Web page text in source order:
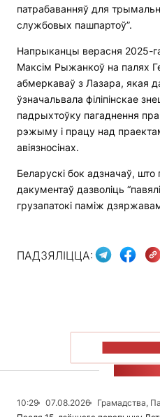
патрабаванняў для
службовых пашпартоў”.
Напрыканцы верасня 2025-
Максім Рыжанкоў на палях
абмеркаваў з Лазара, якая
ўзначальвала філіпінскае
падрыхтоўку пагаднення пра
рэжыму і працу над
авіязносінах.
Беларускі бок адзначаў, што
дакументаў дазволіць
грузапатокі паміж
ПАДЗЯЛІЦЦА:
10:29 07.08.2026
Грамадства,